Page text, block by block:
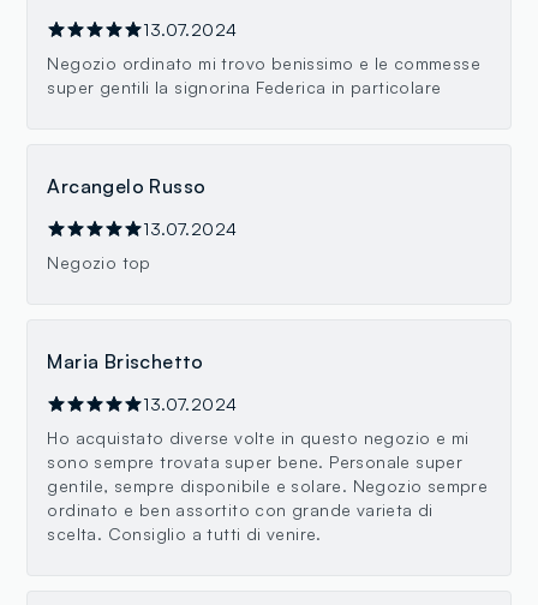
13.07.2024
Negozio ordinato mi trovo benissimo e le commesse
super gentili la signorina Federica in particolare
Arcangelo Russo
13.07.2024
Negozio top
Maria Brischetto
13.07.2024
Ho acquistato diverse volte in questo negozio e mi
sono sempre trovata super bene. Personale super
gentile, sempre disponibile e solare. Negozio sempre
ordinato e ben assortito con grande varieta di
scelta. Consiglio a tutti di venire.